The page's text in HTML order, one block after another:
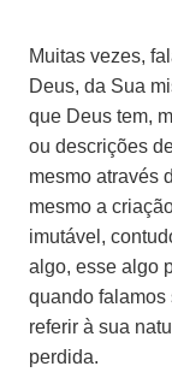
Muitas vezes,
Deus, da Sua
que Deus tem,
ou descrições
mesmo através
mesmo a
imutável,
algo, esse algo
quando falamos
referir à sua
perdida.